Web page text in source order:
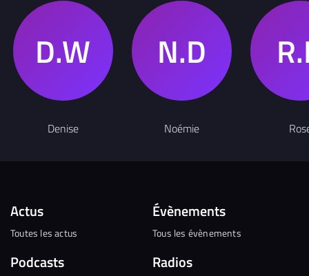
Denise Noémie
Actus
Toutes les actus
Podcasts
Évènements
Tous les évènements
Radios